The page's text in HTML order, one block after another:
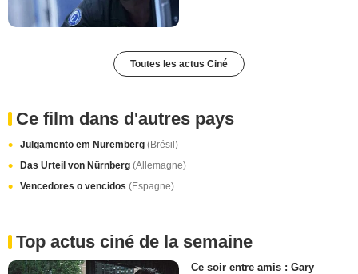
Toutes les actus Ciné
Ce film dans d'autres pays
Julgamento em Nuremberg (Brésil)
Das Urteil von Nürnberg (Allemagne)
Vencedores o vencidos (Espagne)
Top actus ciné de la semaine
Ce soir entre amis : Gary